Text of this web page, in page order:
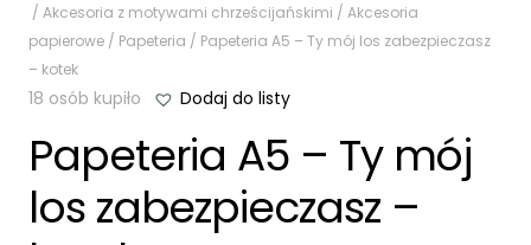
/ Akcesoria z motywami chrześcijańskimi / Akcesoria
papierowe / Papeteria / Papeteria A5 – Ty mój los zabezpieczasz
– kotek
18 osób kupiło Dodaj do listy
Papeteria A5 – Ty mój
los zabezpieczasz –